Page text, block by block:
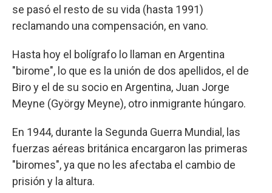
se pasó el resto de su vida (hasta 1991)
reclamando una compensación, en vano.
Hasta hoy el bolígrafo lo llaman en Argentina
"birome", lo que es la unión de dos apellidos, el de
Biro y el de su socio en Argentina, Juan Jorge
Meyne (György Meyne), otro inmigrante húngaro.
En 1944, durante la Segunda Guerra Mundial, las
fuerzas aéreas británica encargaron las primeras
"biromes", ya que no les afectaba el cambio de
prisión y la altura.